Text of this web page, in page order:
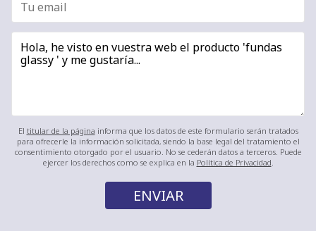
El titular de la página informa que los datos de este formulario serán tratados
para ofrecerle la información solicitada, siendo la base legal del tratamiento el
consentimiento otorgado por el usuario. No se cederán datos a terceros. Puede
ejercer los derechos como se explica en la Política de Privacidad